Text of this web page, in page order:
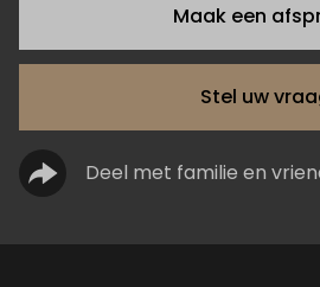
Maak een
Stel uw
Deel met familie en